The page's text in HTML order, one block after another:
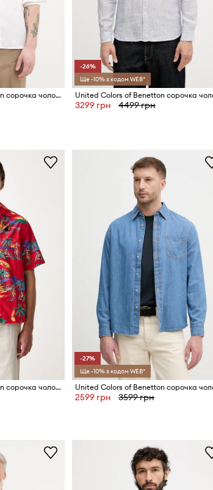
United Colors of Benetton сорочка чоловіча лляна
-26%
Ще -10% з кодом WEB*
3299 грн 4499 грн
United Colors of Benetton сорочка чоловіча бавовняна
-27%
Ще -10% з кодом WEB*
2599 грн 3599 грн